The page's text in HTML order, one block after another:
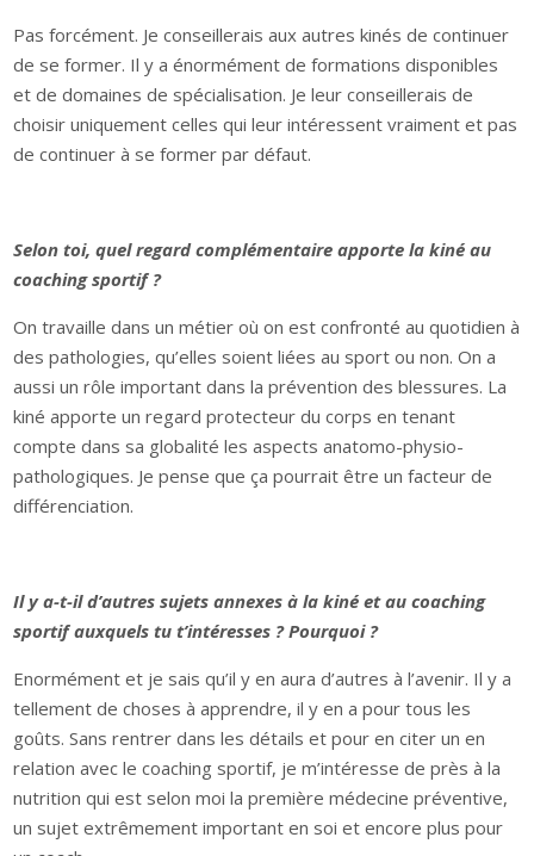
Pas forcément. Je conseillerais aux autres kinés de continuer
de se former. Il y a énormément de formations disponibles
et de domaines de spécialisation. Je leur conseillerais de
choisir uniquement celles qui leur intéressent vraiment et pas
de continuer à se former par défaut.
Selon toi, quel regard complémentaire apporte la kiné au
coaching sportif ?
On travaille dans un métier où on est confronté au quotidien à
des pathologies, qu’elles soient liées au sport ou non. On a
aussi un rôle important dans la prévention des blessures. La
kiné apporte un regard protecteur du corps en tenant
compte dans sa globalité les aspects anatomo-physio-
pathologiques. Je pense que ça pourrait être un facteur de
différenciation.
Il y a-t-il d’autres sujets annexes à la kiné et au coaching
sportif auxquels tu t’intéresses ? Pourquoi ?
Enormément et je sais qu’il y en aura d’autres à l’avenir. Il y a
tellement de choses à apprendre, il y en a pour tous les
goûts. Sans rentrer dans les détails et pour en citer un en
relation avec le coaching sportif, je m’intéresse de près à la
nutrition qui est selon moi la première médecine préventive,
un sujet extrêmement important en soi et encore plus pour